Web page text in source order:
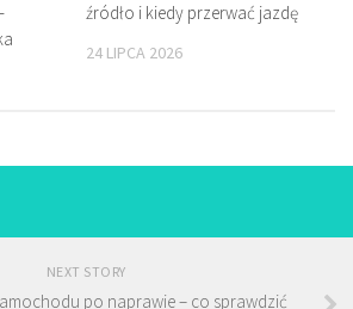
źródło i kiedy przerwać jazdę
24 LIPCA 2026
NEXT STORY
po naprawie – co sprawdzić